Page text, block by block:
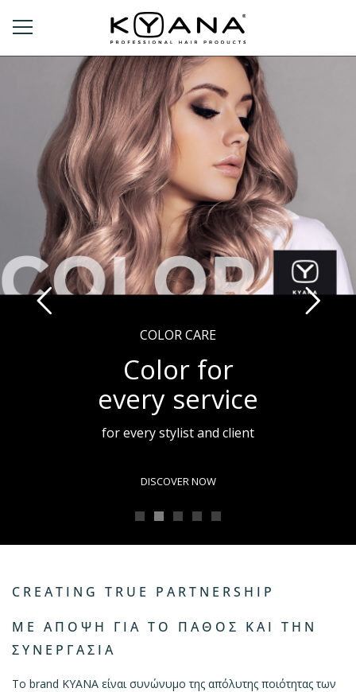
COLOR CARE
Color for
every service
for every stylist and client
DISCOVER NOW
CREATING TRUE PARTNERSHIP
ΜΕ ΆΠΟΨΗ ΓΙΑ ΤΟ ΠΆΘΟΣ ΚΑΙ ΤΗΝ
ΣΥΝΕΡΓΑΣΊΑ
Το brand KYANA είναι συνώνυμο της απόλυτης ποιότητας των